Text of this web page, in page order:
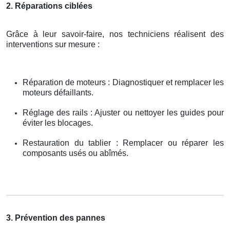
2. Réparations ciblées
Grâce à leur savoir-faire, nos techniciens réalisent des
interventions sur mesure :
Réparation de moteurs : Diagnostiquer et remplacer les
moteurs défaillants.
Réglage des rails : Ajuster ou nettoyer les guides pour
éviter les blocages.
Restauration du tablier : Remplacer ou réparer les
composants usés ou abîmés.
3. Prévention des pannes